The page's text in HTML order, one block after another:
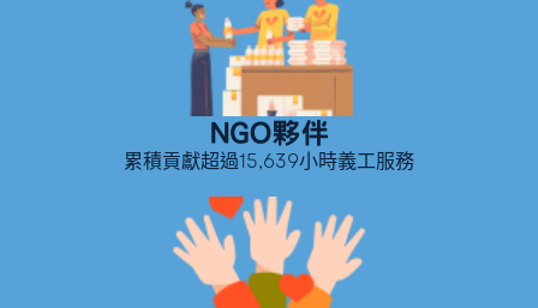
NGO夥伴
累積貢獻超過15,639小時義工服務